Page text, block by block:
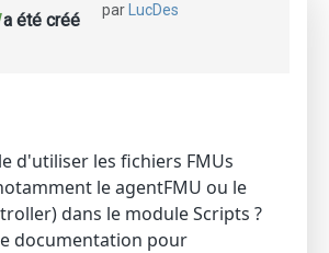
par
LucDes
a été créé
d'utiliser les fichiers FMUs
le agentFMU ou le
dans le module Scripts ?
documentation pour